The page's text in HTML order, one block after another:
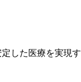
した医療を実現す